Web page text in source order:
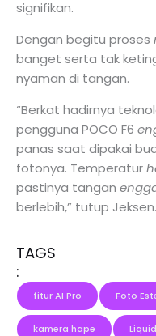
signifikan.
Dengan begitu proses
banget serta tak
nyaman di tangan.
“Berkat hadirnya
pengguna POCO F6
panas saat dipakai
fotonya. Temperatur
pastinya tangan
berlebih,” tutup Jeksen.
TAGS
:
fitur AI Pro Foto
kamera hape